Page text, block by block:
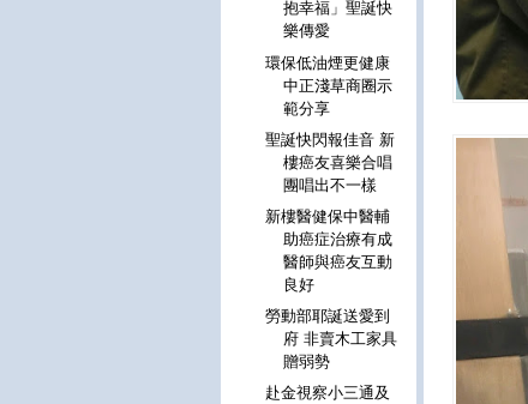
抱幸福」聖誕快
樂傳愛
環保低油煙更健康
中正淺草商圈示
範分享
聖誕快閃報佳音 新
樓癌友喜樂合唱
團唱出不一樣
新樓醫健保中醫輔
助癌症治療有成
醫師與癌友互動
良好
勞動部耶誕送愛到
府 非賣木工家具
贈弱勢
赴金視察小三通及